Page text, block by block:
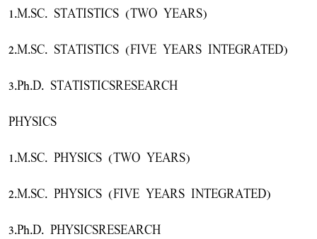
1.M.SC. STATISTICS (TWO YEARS)
2.M.SC. STATISTICS (FIVE YEARS INTEGRATED)
3.Ph.D. STATISTICSRESEARCH
PHYSICS
1.M.SC. PHYSICS (TWO YEARS)
2.M.SC. PHYSICS (FIVE YEARS INTEGRATED)
3.Ph.D. PHYSICSRESEARCH